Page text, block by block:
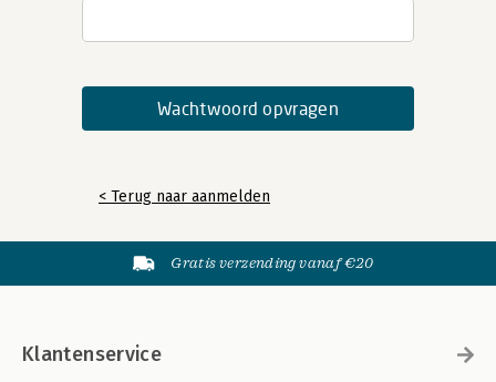
< Terug naar aanmelden
Gratis verzending vanaf €20
Klantenservice